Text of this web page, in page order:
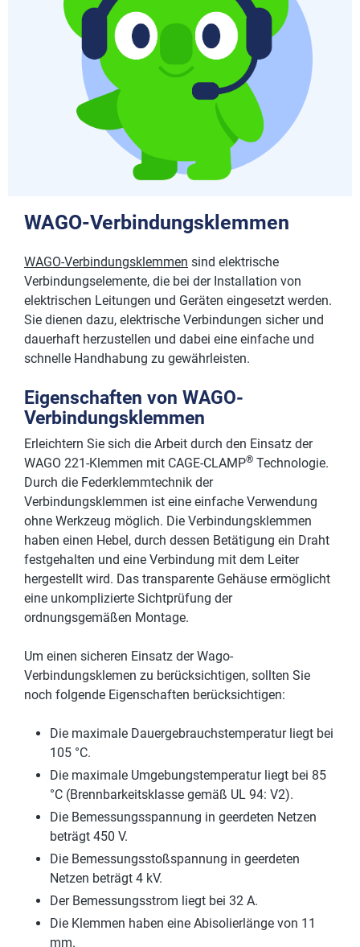
WAGO-Verbindungsklemmen
WAGO-Verbindungsklemmen sind elektrische
Verbindungselemente, die bei der Installation von
elektrischen Leitungen und Geräten eingesetzt werden.
Sie dienen dazu, elektrische Verbindungen sicher und
dauerhaft herzustellen und dabei eine einfache und
schnelle Handhabung zu gewährleisten.
Eigenschaften von WAGO-
Verbindungsklemmen
Erleichtern Sie sich die Arbeit durch den Einsatz der
WAGO 221-Klemmen mit CAGE-CLAMP® Technologie.
Durch die Federklemmtechnik der
Verbindungsklemmen ist eine einfache Verwendung
ohne Werkzeug möglich. Die Verbindungsklemmen
haben einen Hebel, durch dessen Betätigung ein Draht
festgehalten und eine Verbindung mit dem Leiter
hergestellt wird. Das transparente Gehäuse ermöglicht
eine unkomplizierte Sichtprüfung der
ordnungsgemäßen Montage.
Um einen sicheren Einsatz der Wago-
Verbindungsklemen zu berücksichtigen, sollten Sie
noch folgende Eigenschaften berücksichtigen:
Die maximale Dauergebrauchstemperatur liegt bei
105 °C.
Die maximale Umgebungstemperatur liegt bei 85
°C (Brennbarkeitsklasse gemäß UL 94: V2).
Die Bemessungsspannung in geerdeten Netzen
beträgt 450 V.
Die Bemessungsstoßspannung in geerdeten
Netzen beträgt 4 kV.
Der Bemessungsstrom liegt bei 32 A.
Die Klemmen haben eine Abisolierlänge von 11
mm.